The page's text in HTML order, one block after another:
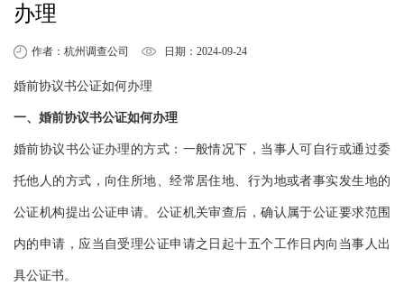
办理
作者：杭州调查公司 日期：2024-09-24
婚前协议书公证如何办理
一、婚前协议书公证如何办理
婚前协议书公证办理的方式：一般情况下，当事人可自行或通过委
托他人的方式，向住所地、经常居住地、行为地或者事实发生地的
公证机构提出公证申请。公证机关审查后，确认属于公证要求范围
内的申请，应当自受理公证申请之日起十五个工作日内向当事人出
具公证书。